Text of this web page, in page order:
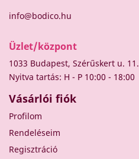
info@bodico.hu
Üzlet/központ
1033 Budapest, Szérűskert u. 11.
Nyitva tartás: H - P 10:00 - 18:00
Vásárlói fiók
Profilom
Rendeléseim
Regisztráció